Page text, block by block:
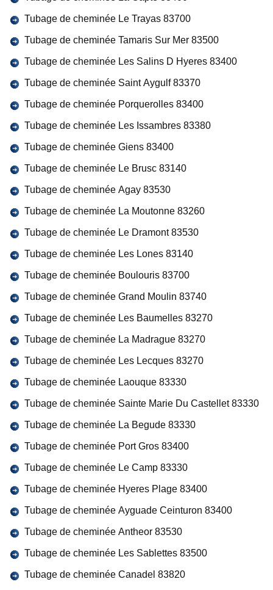
Tubage de cheminée Le Trayas 83700
Tubage de cheminée Tamaris Sur Mer 83500
Tubage de cheminée Les Salins D Hyeres 83400
Tubage de cheminée Saint Aygulf 83370
Tubage de cheminée Porquerolles 83400
Tubage de cheminée Les Issambres 83380
Tubage de cheminée Giens 83400
Tubage de cheminée Le Brusc 83140
Tubage de cheminée Agay 83530
Tubage de cheminée La Moutonne 83260
Tubage de cheminée Le Dramont 83530
Tubage de cheminée Les Lones 83140
Tubage de cheminée Boulouris 83700
Tubage de cheminée Grand Moulin 83740
Tubage de cheminée Les Baumelles 83270
Tubage de cheminée La Madrague 83270
Tubage de cheminée Les Lecques 83270
Tubage de cheminée Laouque 83330
Tubage de cheminée Sainte Marie Du Castellet 83330
Tubage de cheminée La Begude 83330
Tubage de cheminée Port Gros 83400
Tubage de cheminée Le Camp 83330
Tubage de cheminée Hyeres Plage 83400
Tubage de cheminée Ayguade Ceinturon 83400
Tubage de cheminée Antheor 83530
Tubage de cheminée Les Sablettes 83500
Tubage de cheminée Canadel 83820